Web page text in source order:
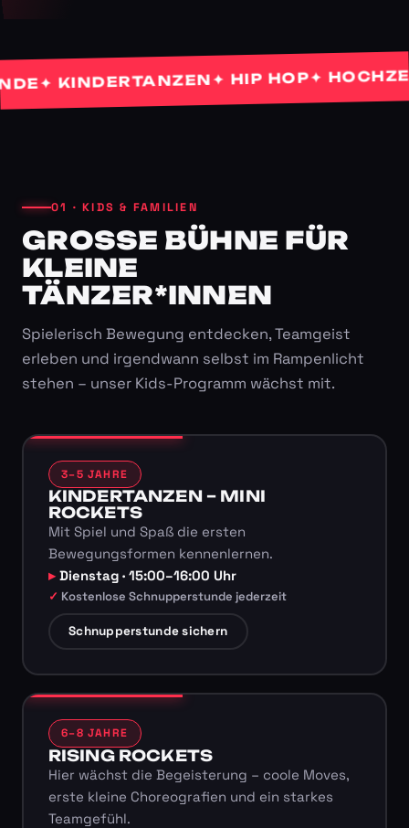
KINDERTANZEN✦ HIP HOP ✦
01 · KIDS & FAMILIEN
GROSSE BÜHNE FÜR K
LEINE T
ÄNZER*INNEN
Spielerisch Bewegung entdecken, Teamgeist
erleben und irgendwann selbst im Rampenlicht
stehen – unser Kids-Programm wächst mit.
3–5 JAHRE
KINDERTANZEN – MINI
ROCKETS
Mit Spiel und Spaß die ersten
Bewegungsformen kennenlernen.
Dienstag · 15:00–16:00 Uhr
Kostenlose Schnupperstunde jederzeit
Schnupperstunde sichern
6–8 JAHRE
RISING ROCKETS
Hier wächst die Begeisterung – coole Moves,
erste kleine Choreografien und ein starkes
Teamgefühl.